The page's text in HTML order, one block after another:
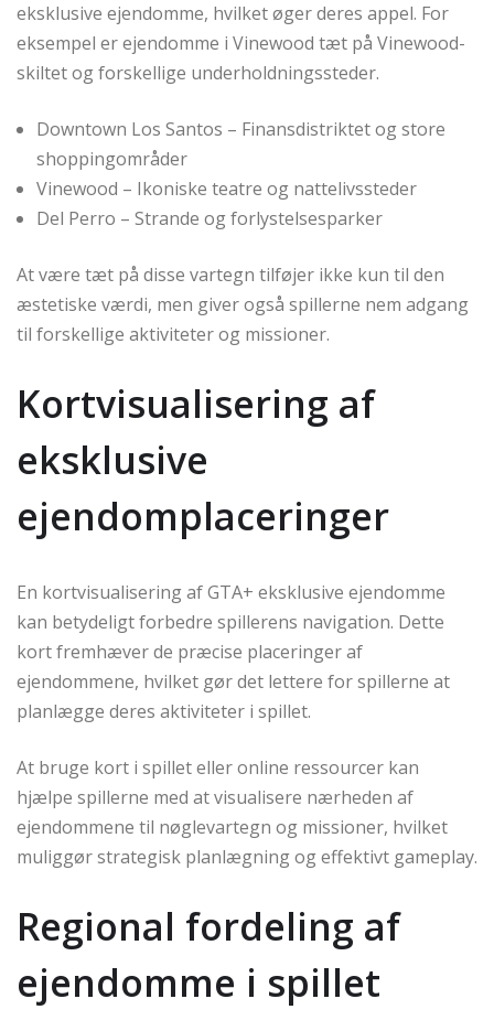
eksklusive ejendomme, hvilket øger deres appel. For
eksempel er ejendomme i Vinewood tæt på Vinewood-
skiltet og forskellige underholdningssteder.
Downtown Los Santos – Finansdistriktet og store
shoppingområder
Vinewood – Ikoniske teatre og nattelivssteder
Del Perro – Strande og forlystelsesparker
At være tæt på disse vartegn tilføjer ikke kun til den
æstetiske værdi, men giver også spillerne nem adgang
til forskellige aktiviteter og missioner.
Kortvisualisering af
eksklusive
ejendomplaceringer
En kortvisualisering af GTA+ eksklusive ejendomme
kan betydeligt forbedre spillerens navigation. Dette
kort fremhæver de præcise placeringer af
ejendommene, hvilket gør det lettere for spillerne at
planlægge deres aktiviteter i spillet.
At bruge kort i spillet eller online ressourcer kan
hjælpe spillerne med at visualisere nærheden af
ejendommene til nøglevartegn og missioner, hvilket
muliggør strategisk planlægning og effektivt gameplay.
Regional fordeling af
ejendomme i spillet